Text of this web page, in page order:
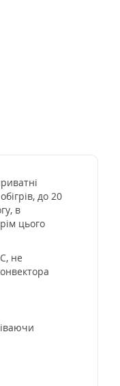
до 20
в
цього
не